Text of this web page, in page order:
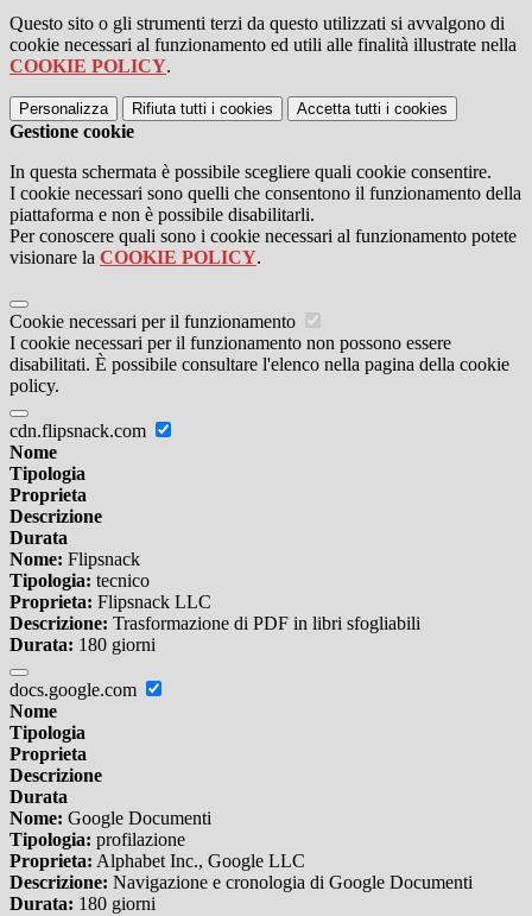
Questo sito o gli strumenti terzi da questo utilizzati si avvalgono di
cookie necessari al funzionamento ed utili alle finalità illustrate nella
COOKIE POLICY.
Personalizza Rifiuta tutti i cookies Accetta tutti i cookies
Gestione cookie
In questa schermata è possibile scegliere quali cookie consentire.
I cookie necessari sono quelli che consentono il funzionamento della
piattaforma e non è possibile disabilitarli.
Per conoscere quali sono i cookie necessari al funzionamento potete
visionare la COOKIE POLICY.
Cookie necessari per il funzionamento
I cookie necessari per il funzionamento non possono essere
disabilitati. È possibile consultare l'elenco nella pagina della cookie
policy.
cdn.flipsnack.com
Nome
Tipologia
Proprieta
Descrizione
Durata
Nome: Flipsnack
Tipologia: tecnico
Proprieta: Flipsnack LLC
Descrizione: Trasformazione di PDF in libri sfogliabili
Durata: 180 giorni
docs.google.com
Nome
Tipologia
Proprieta
Descrizione
Durata
Nome: Google Documenti
Tipologia: profilazione
Proprieta: Alphabet Inc., Google LLC
Descrizione: Navigazione e cronologia di Google Documenti
Durata: 180 giorni